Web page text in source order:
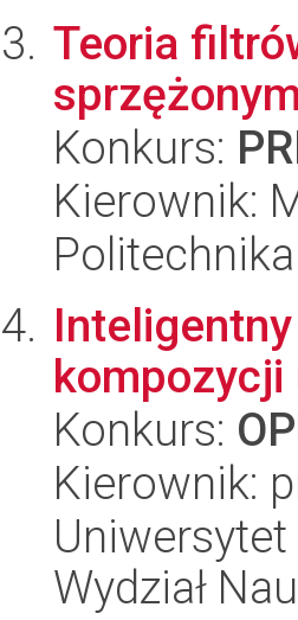
Teoria
Konkurs:
Kierownik:
kompozycji
Konkurs:
Kierownik:
Wydział